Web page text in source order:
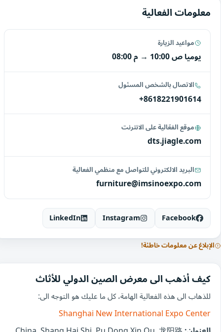
معلومات الفعالية
مواعيد الزيارة
يوميا10:00 ص →08:00 م
الاتصال بالشخص المسئول
+8618221901614
موقع الفعّالية على الانترنت
dts.jiagle.com
البريد الالكتروني للتواصل مع منظمي الفعالية
furniture@imsinoexpo.com
Facebook
Instagram
LinkedIn
الإبلاغ عن معلومات خاطئة!
كيف أذهب الى معرض الصين الدولي للأثاث
للذهاب الى هذه الفعالية الهامة، كل ما عليك هو التوجه الى:
Shanghai New International Expo Center